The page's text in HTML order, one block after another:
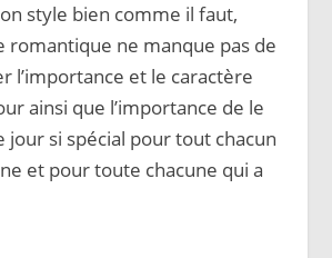
style bien comme il faut,
romantique ne manque pas de
l’importance et le caractère
ainsi que l’importance de le
jour si spécial pour tout chacun
et pour toute chacune qui a